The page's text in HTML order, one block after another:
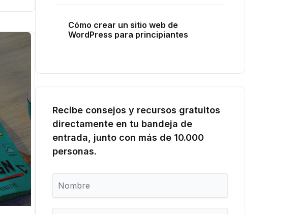
Cómo crear un sitio web de
WordPress para principiantes
Recibe consejos y recursos gratuitos
directamente en tu bandeja de
entrada, junto con más de 10.000
personas.
m
b